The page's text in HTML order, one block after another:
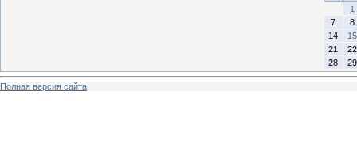
1
7
8
14
15
21
22
28
29
Полная версия сайта